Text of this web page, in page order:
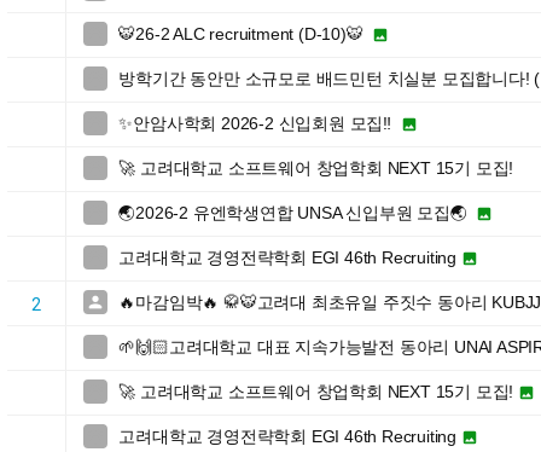
🐯26-2 ALC recruitment (D-10)🐯 
방학기간 동안만 소규모로 배드민턴 치실분 모집합니다!
✨안암사학회 2026-2 신입회원 모집‼️ 
🚀 고려대학교 소프트웨어 창업학회 NEXT 15기 모집!
🌏2026-2 유엔학생연합 UNSA 신입부원 모집🌏 
고려대학교 경영전략학회 EGI 46th Recruiting 
2  🔥마감임박🔥 🥋🐯고려대 최초유일 주짓수 동아리
🌱🙌🏻고려대학교 대표 지속가능발전 동아리 UNAI
🚀 고려대학교 소프트웨어 창업학회 NEXT 15기 모집! 
고려대학교 경영전략학회 EGI 46th Recruiting 